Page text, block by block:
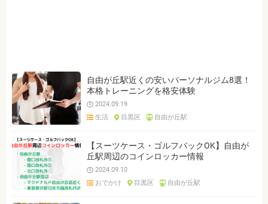
自由が丘駅近くの安いパーソナルジム8選！
本格トレーニングを格安体験
2024.09.19
生活
目黒区 自由が丘駅
【スーツケース・ゴルフバックOK】自由が
丘駅周辺のコインロッカー情報
2024.09.10
おでかけ
目黒区 自由が丘駅